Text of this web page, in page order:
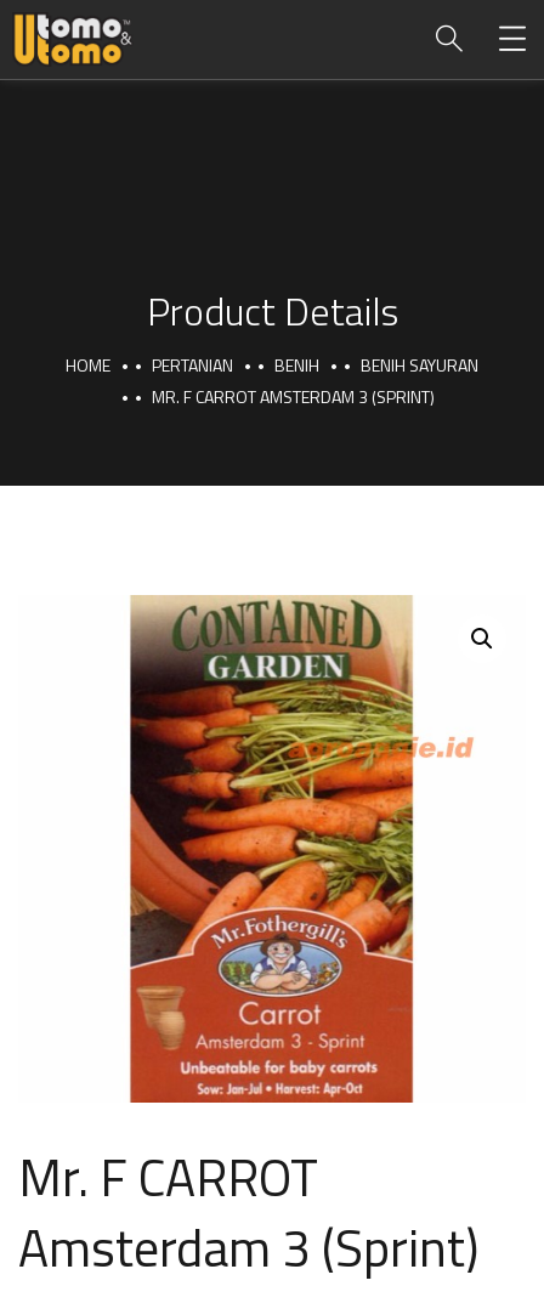
Product Details
HOME PERTANIAN BENIH
BENIH SAYURAN
MR. F CARROT AMSTERDAM 3 (SPRINT)
Mr. F CARROT
Amsterdam 3 (Sprint)